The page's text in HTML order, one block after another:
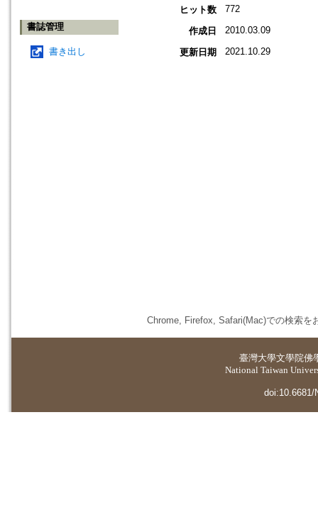
書誌管理
書き出し
ヒット数
772
作成日 2010.03.09
更新日期 2021.10.29
Chrome, Firefox, Safari(Mac)での検索を
臺灣大學文學院佛
National Taiwan
doi:10.6681/